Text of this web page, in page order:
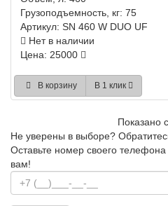
Грузоподъемность, кг: 75
Артикул: SN 460 W DUO UF
Нет в наличии
Цена: 25000
В корзину В 1 клик
Показано
Не уверены в выборе?
Оставьте номер своего
вам!